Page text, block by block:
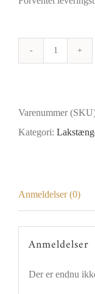
Varenummer
Kategori:
Anmeldelser (0)
Anmeldelser
Der er endnu